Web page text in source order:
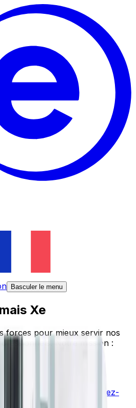
Basculer le menu
Xe
forces pour mieux servir nos
Notre mission :
et permettre aux
sur les marchés
identifiants HiFX
Inscrivez-